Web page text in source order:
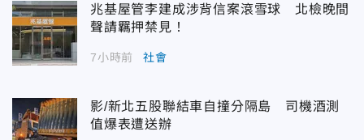
兆基屋管李建成涉背信案滾雪球 北檢晚間
聲請羈押禁見！
7小時前 社會
影/新北五股聯結車自撞分隔島 司機酒測
值爆表遭送辦